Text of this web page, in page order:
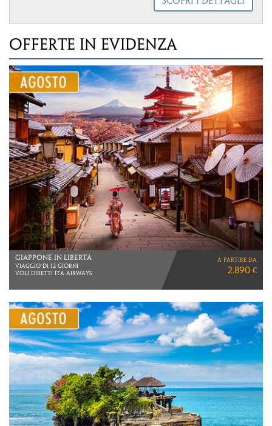
OFFERTE IN EVIDENZA
GIAPPONE IN LIBERTà
VIAGGIO DI 12 GIORNI
VOLI DIRETTI ITA AIRWAYS
a partire da
2.890 €